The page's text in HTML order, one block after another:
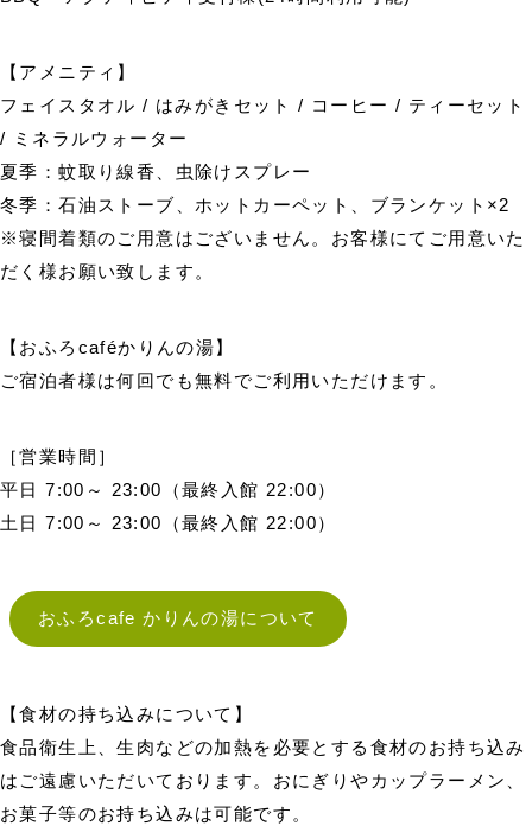
【アメニティ】
フェイスタオル / はみがきセット / コーヒー / ティーセット
/ ミネラルウォーター
夏季：蚊取り線香、虫除けスプレー
冬季：石油ストーブ、ホットカーペット、ブランケット×2
※寝間着類のご用意はございません。お客様にてご用意いた
だく様お願い致します。
【おふろcaféかりんの湯】
ご宿泊者様は何回でも無料でご利用いただけます。
［営業時間］
平日 7:00～ 23:00（最終入館 22:00）
土日 7:00～ 23:00（最終入館 22:00）
おふろcafe かりんの湯について
【食材の持ち込みについて】
食品衛生上、生肉などの加熱を必要とする食材のお持ち込み
はご遠慮いただいております。おにぎりやカップラーメン、
お菓子等のお持ち込みは可能です。